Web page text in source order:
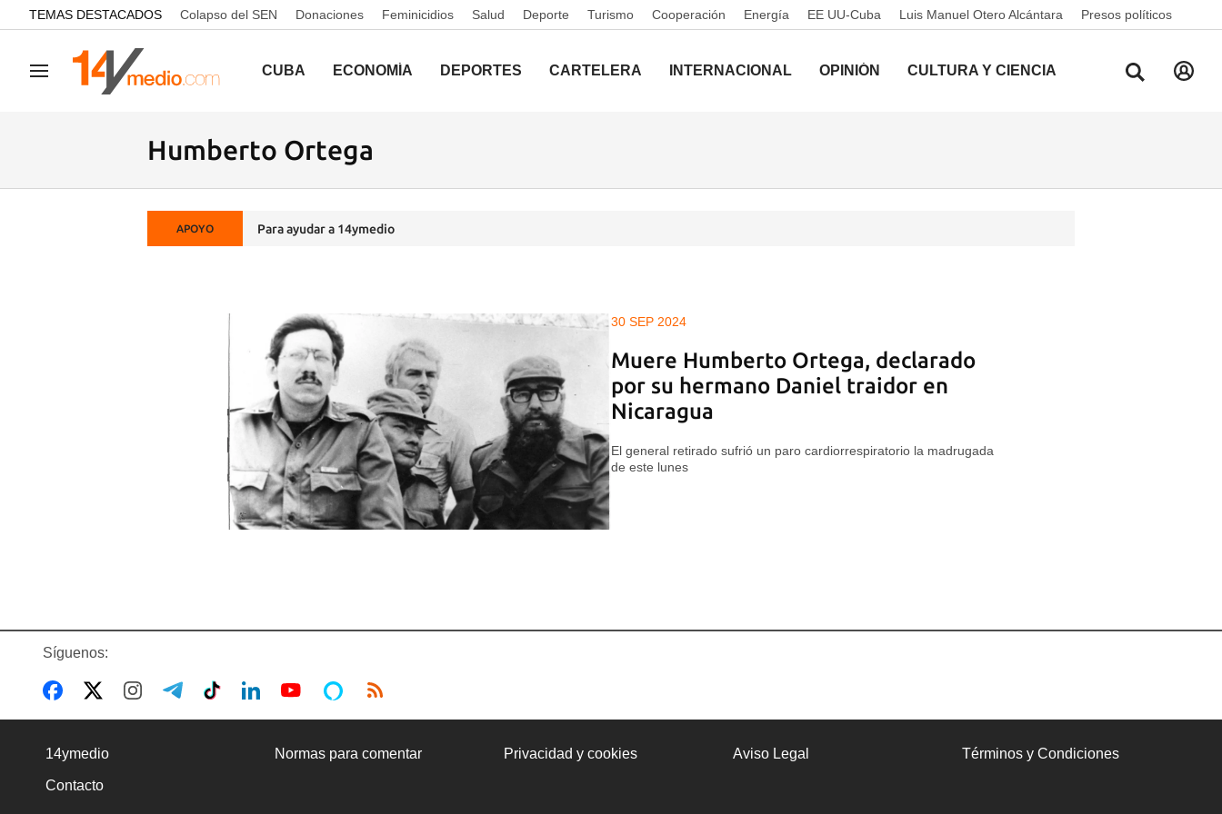
common.go-to-content
TEMAS DESTACADOS Colapso del SEN Donaciones Feminicidios Salud Deporte Turismo Cooperación Energía EE UU-Cuba Luis Manuel Otero Alcántara Presos políticos
Navegación CUBA ECONOMÍA DEPORTES CARTELERA INTERNACIONAL OPINIÓN CULTURA Y CIENCIA
Humberto Ortega
APOYO Para ayudar a 14ymedio
30 SEP 2024
Muere Humberto Ortega, declarado
por su hermano Daniel traidor en
Nicaragua
El general retirado sufrió un paro cardiorrespiratorio la madrugada
de este lunes
Síguenos:
14ymedio Normas para comentar Privacidad y cookies Aviso Legal Términos y Condiciones
Contacto